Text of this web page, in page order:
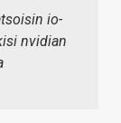
io-
nvidian